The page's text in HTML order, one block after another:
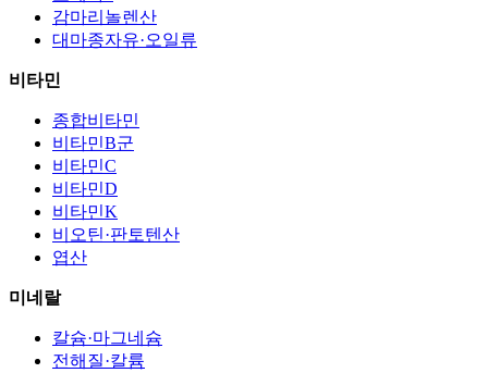
감마리놀렌산
대마종자유·오일류
비타민
종합비타민
비타민B군
비타민C
비타민D
비타민K
비오틴·판토텐산
엽산
미네랄
칼슘·마그네슘
전해질·칼륨